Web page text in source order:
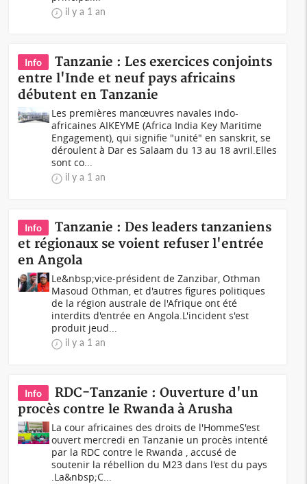
il y a 1 an
Info
Tanzanie : Les exercices conjoints
entre l'Inde et neuf pays africains
débutent en Tanzanie
Les premières manœuvres navales indo-
africaines AIKEYME (Africa India Key Maritime
Engagement), qui signifie "unité" en sanskrit, se
déroulent à Dar es Salaam du 13 au 18 avril.Elles
sont co...
il y a 1 an
Info
Tanzanie : Des leaders tanzaniens
et régionaux se voient refuser l'entrée
en Angola
Le&nbsp;vice-président de Zanzibar, Othman
Masoud Othman, et d'autres figures politiques
de la région australe de l'Afrique ont été
interdits d'entrée en Angola.L'incident s'est
produit jeud...
il y a 1 an
Info
RDC-Tanzanie : Ouverture d'un
procès contre le Rwanda à Arusha
La cour africaines des droits de l'HommeS'est
ouvert mercredi en Tanzanie un procès intenté
par la RDC contre le Rwanda , accusé de
soutenir la rébellion du M23 dans l'est du pays
.La&nbsp;C...